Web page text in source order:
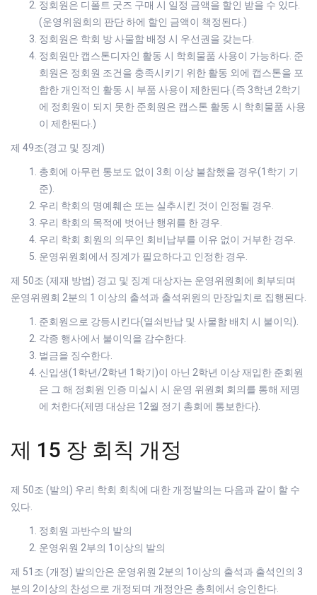
정회원은 디폴트 굿즈 구매 시 일정 금액을 할인 받을 수 있다.
(운영위원회의 판단 하에 할인 금액이 책정된다.)
정회원은 학회 방 사물함 배정 시 우선권을 갖는다.
정회원만 캡스톤디자인 활동 시 학회물품 사용이 가능하다. 준
회원은 정회원 조건을 충족시키기 위한 활동 외에 캡스톤을 포
함한 개인적인 활동 시 부품 사용이 제한된다.(즉 3학년 2학기
에 정회원이 되지 못한 준회원은 캡스톤 활동 시 학회물품 사용
이 제한된다.)
제 49조(경고 및 징계)
총회에 아무런 통보도 없이 3회 이상 불참했을 경우(1학기 기
준).
우리 학회의 명예훼손 또는 실추시킨 것이 인정될 경우.
우리 학회의 목적에 벗어난 행위를 한 경우.
우리 학회 회원의 의무인 회비납부를 이유 없이 거부한 경우.
운영위원회에서 징계가 필요하다고 인정한 경우.
제 50조 (제재 방법) 경고 및 징계 대상자는 운영위원회에 회부되며
운영위원회 2분의 1 이상의 출석과 출석위원의 만장일치로 집행된다.
준회원으로 강등시킨다(열쇠반납 및 사물함 배치 시 불이익).
각종 행사에서 불이익을 감수한다.
벌금을 징수한다.
신입생(1학년/2학년 1학기)이 아닌 2학년 이상 재입한 준회원
은 그 해 정회원 인증 미실시 시 운영 위원회 회의를 통해 제명
에 처한다(제명 대상은 12월 정기 총회에 통보한다).
제 15 장 회칙 개정
제 50조 (발의) 우리 학회 회칙에 대한 개정발의는 다음과 같이 할 수
있다.
정회원 과반수의 발의
운영위원 2부의 1이상의 발의
제 51조 (개정) 발의안은 운영위원 2분의 1이상의 출석과 출석인의 3
분의 2이상의 찬성으로 개정되며 개정안은 총회에서 승인한다.